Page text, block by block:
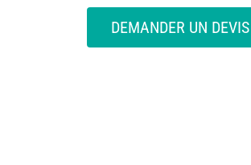
DEMANDER UN DEVIS